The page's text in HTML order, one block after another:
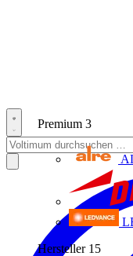
Premium 3
Hersteller 15